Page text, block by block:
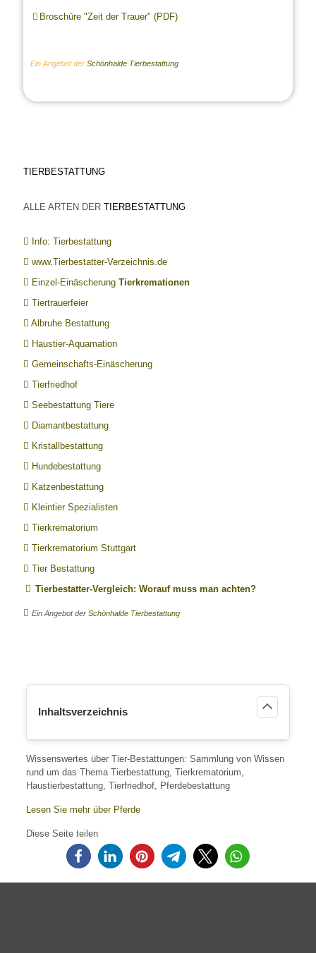
Broschüre "Zeit der Trauer" (PDF)
Ein Angebot der Schönhalde Tierbestattung
TIERBESTATTUNG
ALLE ARTEN DER TIERBESTATTUNG
Info: Tierbestattung
www.Tierbestatter-Verzeichnis.de
Einzel-Einäscherung Tierkremationen
Tiertrauerfeier
Albruhe Bestattung
Haustier-Aquamation
Gemeinschafts-Einäscherung
Tierfriedhof
Seebestattung Tiere
Diamantbestattung
Kristallbestattung
Hundebestattung
Katzenbestattung
Kleintier Spezialisten
Tierkrematorium
Tierkrematorium Stuttgart
Tier Bestattung
Tierbestatter-Vergleich: Worauf muss man achten?
Ein Angebot der Schönhalde Tierbestattung
Inhaltsverzeichnis
Wissenswertes über Tier-Bestattungen: Sammlung von Wissen
rund um das Thema Tierbestattung, Tierkrematorium,
Haustierbestattung, Tierfriedhof, Pferdebestattung
Lesen Sie mehr über Pferde
Diese Seite teilen